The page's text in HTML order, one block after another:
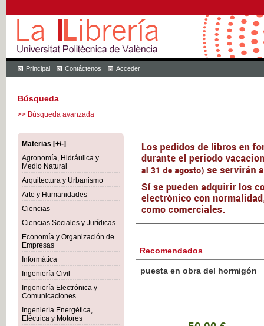
Principal Contáctenos Acceder
Búsqueda
>> Búsqueda avanzada
Materias [+/-]
Agronomía, Hidráulica y
Medio Natural
Arquitectura y Urbanismo
Arte y Humanidades
Ciencias
Ciencias Sociales y Jurídicas
Economía y Organización de
Empresas
Informática
Ingeniería Civil
Ingeniería Electrónica y
Comunicaciones
Ingeniería Energética,
Eléctrica y Motores
Recomendados
Botánica Agroalimentaria